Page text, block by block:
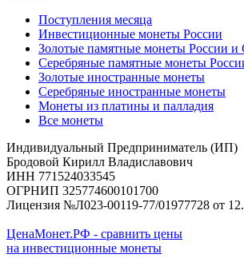
Поступления месяца
Инвестиционные монеты России
Золотые памятные монеты России
Серебряные памятные монеты
Золотые иностранные монеты
Серебряные иностранные монеты
Монеты из платины и палладия
Все монеты
Индивидуальный Предприниматель (ИП)
Бродовой Кирилл Владиславович
ИНН 771524033545
ОГРНИП 325774600101700
Лицензия №Л023-00119-77/01977728 от
ЦенаМонет.РФ - сравнить цены
на инвестиционные монеты